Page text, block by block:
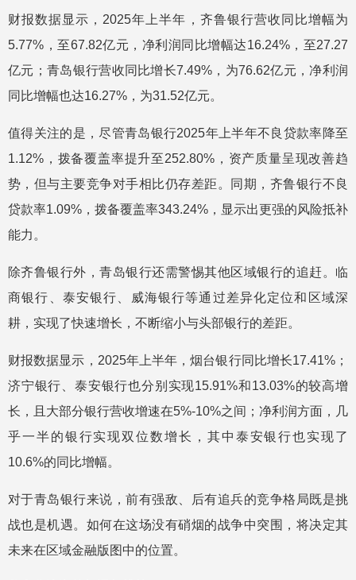
财报数据显示，2025年上半年，齐鲁银行营收同比增幅为
5.77%，至67.82亿元，净利润同比增幅达16.24%，至27.27
亿元；青岛银行营收同比增长7.49%，为76.62亿元，净利润
同比增幅也达16.27%，为31.52亿元。
值得关注的是，尽管青岛银行2025年上半年不良贷款率降至
1.12%，拨备覆盖率提升至252.80%，资产质量呈现改善趋
势，但与主要竞争对手相比仍存差距。同期，齐鲁银行不良
贷款率1.09%，拨备覆盖率343.24%，显示出更强的风险抵补
能力。
除齐鲁银行外，青岛银行还需警惕其他区域银行的追赶。临
商银行、泰安银行、威海银行等通过差异化定位和区域深
耕，实现了快速增长，不断缩小与头部银行的差距。
财报数据显示，2025年上半年，烟台银行同比增长17.41%；
济宁银行、泰安银行也分别实现15.91%和13.03%的较高增
长，且大部分银行营收增速在5%-10%之间；净利润方面，几
乎一半的银行实现双位数增长，其中泰安银行也实现了
10.6%的同比增幅。
对于青岛银行来说，前有强敌、后有追兵的竞争格局既是挑
战也是机遇。如何在这场没有硝烟的战争中突围，将决定其
未来在区域金融版图中的位置。